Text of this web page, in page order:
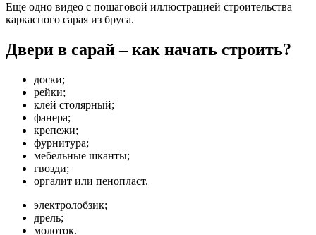
Еще одно видео с пошаговой иллюстрацией строительства
каркасного сарая из бруса.
Двери в сарай – как начать строить?
доски;
рейки;
клей столярный;
фанера;
крепежи;
фурнитура;
мебельные шканты;
гвозди;
оргалит или пенопласт.
электролобзик;
дрель;
молоток.